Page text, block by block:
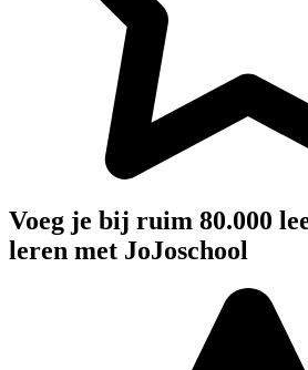
Voeg je bij ruim 80.000
leren met JoJoschool